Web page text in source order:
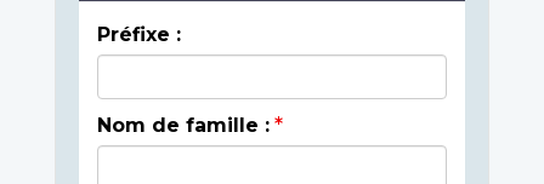
Préfixe :
Nom de famille :